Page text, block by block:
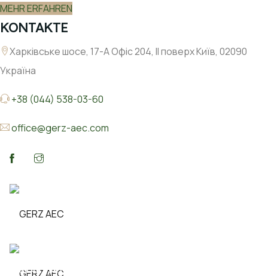
MEHR ERFAHREN
KONTAKTE
Харківське шосе, 17-А Офіс 204, ІІ поверх Київ, 02090
Україна
+38 (044) 538-03-60
office@gerz-aec.com
STARTSEITE